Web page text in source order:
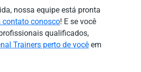
nossa equipe está pronta
contato conosco! E se você
qualificados,
Trainers perto de você em